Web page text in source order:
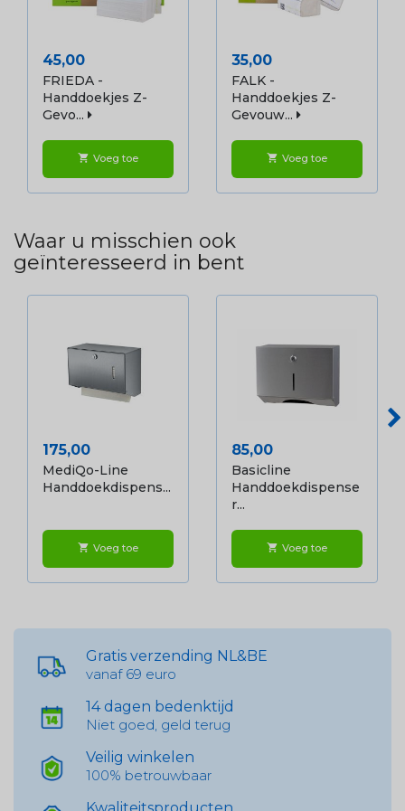
Prijs
45,00
FRIEDA -
Handdoekjes Z-
Gevo...
shopping_cart Voeg toe
Prijs
35,00
FALK -
Handdoekjes Z-
Gevouw...
shopping_cart Voeg toe
Waar u misschien ook
geïnteresseerd in bent
Prijs
175,00
MediQo-Line
Handdoekdispens...
shopping_cart Voeg toe
Prijs
85,00
Basicline
Handdoekdispense
R...
shopping_cart Voeg toe
Gratis verzending NL&BE
vanaf 69 euro
14 dagen bedenktijd
Niet goed, geld terug
Veilig winkelen
100% betrouwbaar